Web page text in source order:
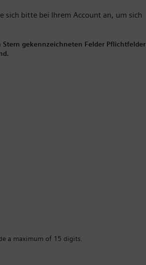
sich bitte bei Ihrem Account an, um sich
gekennzeichneten Felder Pflichtfelder
a maximum of 15 digits.